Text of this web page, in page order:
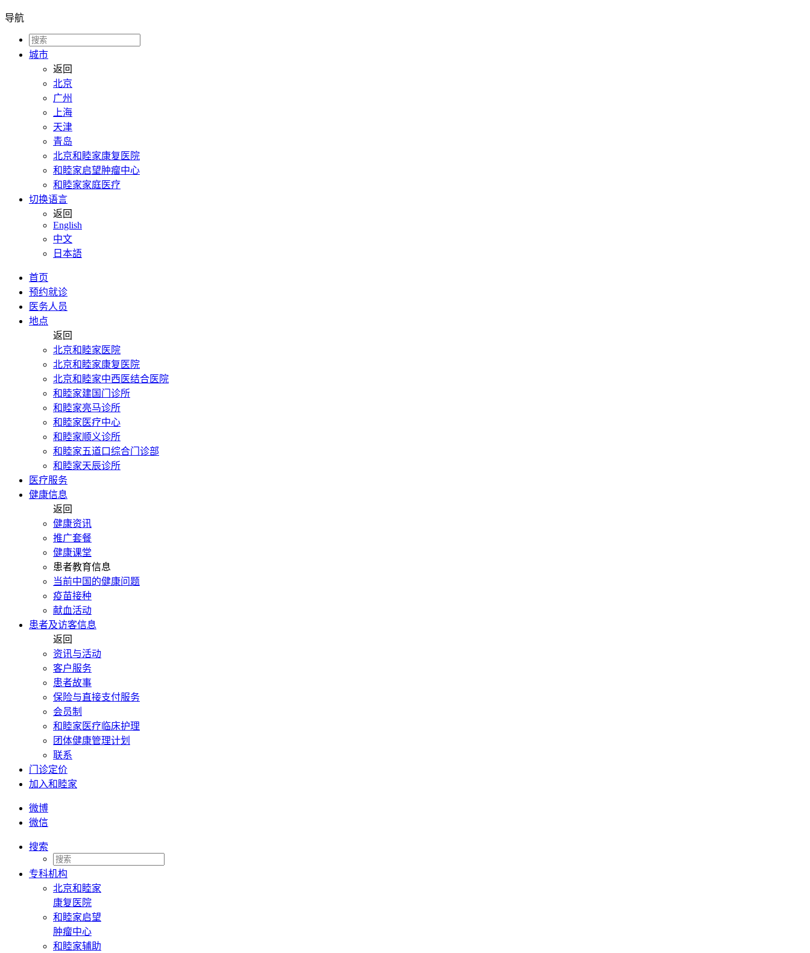
导航
城市
返回
北京
广州
上海
天津
青岛
北京和睦家康复医院
和睦家启望肿瘤中心
和睦家家庭医疗
切换语言
返回
English
中文
日本語
首页
预约就诊
医务人员
地点
返回
北京和睦家医院
北京和睦家康复医院
北京和睦家中西医结合医院
和睦家建国门诊所
和睦家亮马诊所
和睦家医疗中心
和睦家顺义诊所
和睦家五道口综合门诊部
和睦家天辰诊所
医疗服务
健康信息
返回
健康资讯
推广套餐
健康课堂
患者教育信息
当前中国的健康问题
疫苗接种
献血活动
患者及访客信息
返回
资讯与活动
客户服务
患者故事
保险与直接支付服务
会员制
和睦家医疗临床护理
团体健康管理计划
联系
门诊定价
加入和睦家
微博
微信
搜索
专科机构
北京和睦家
康复医院
和睦家启望
肿瘤中心
和睦家辅助